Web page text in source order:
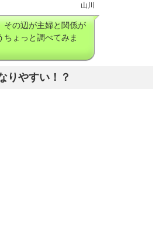
山川
その辺が主婦と関係が
ちょっと調べてみま
りやすい！？